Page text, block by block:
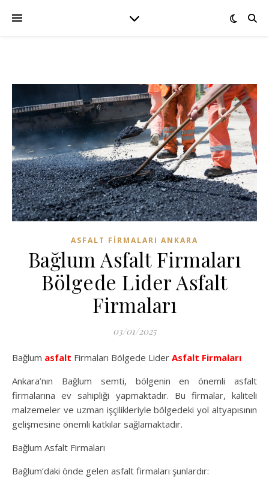
ASFALT FIRMALARI ANKARA
Bağlum Asfalt Firmaları
Bölgede Lider Asfalt
Firmaları
03/01/2025
Bağlum asfalt Firmaları Bölgede Lider Asfalt Firmaları
Ankara’nın Bağlum semti, bölgenin en önemli asfalt
firmalarına ev sahipliği yapmaktadır. Bu firmalar, kaliteli
malzemeler ve uzman işçilikleriyle bölgedeki yol altyapısının
gelişmesine önemli katkılar sağlamaktadır.
Bağlum Asfalt Firmaları
Bağlum’daki önde gelen asfalt firmaları şunlardır: